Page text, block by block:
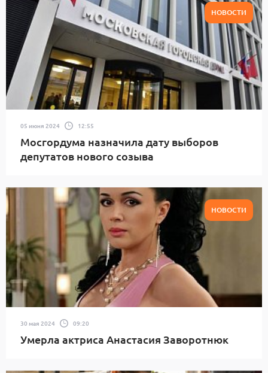
НОВОСТИ
05 июня 2024 12:55
Мосгордума назначила дату выборов
депутатов нового созыва
НОВОСТИ
30 мая 2024 09:20
Умерла актриса Анастасия Заворотнюк